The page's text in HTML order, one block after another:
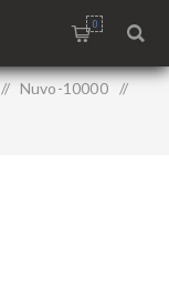
0
/ Nuvo-10000 /